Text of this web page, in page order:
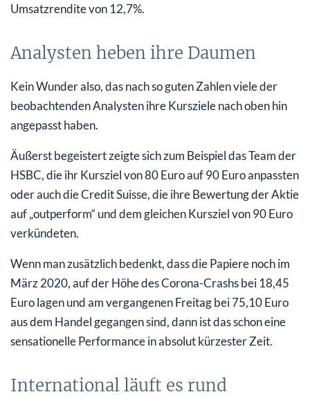
Umsatzrendite von 12,7%.
Analysten heben ihre Daumen
Kein Wunder also, das nach so guten Zahlen viele der
beobachtenden Analysten ihre Kursziele nach oben hin
angepasst haben.
Äußerst begeistert zeigte sich zum Beispiel das Team der
HSBC, die ihr Kursziel von 80 Euro auf 90 Euro anpassten
oder auch die Credit Suisse, die ihre Bewertung der Aktie
auf „outperform“ und dem gleichen Kursziel von 90 Euro
verkündeten.
Wenn man zusätzlich bedenkt, dass die Papiere noch im
März 2020, auf der Höhe des Corona-Crashs bei 18,45
Euro lagen und am vergangenen Freitag bei 75,10 Euro
aus dem Handel gegangen sind, dann ist das schon eine
sensationelle Performance in absolut kürzester Zeit.
International läuft es rund